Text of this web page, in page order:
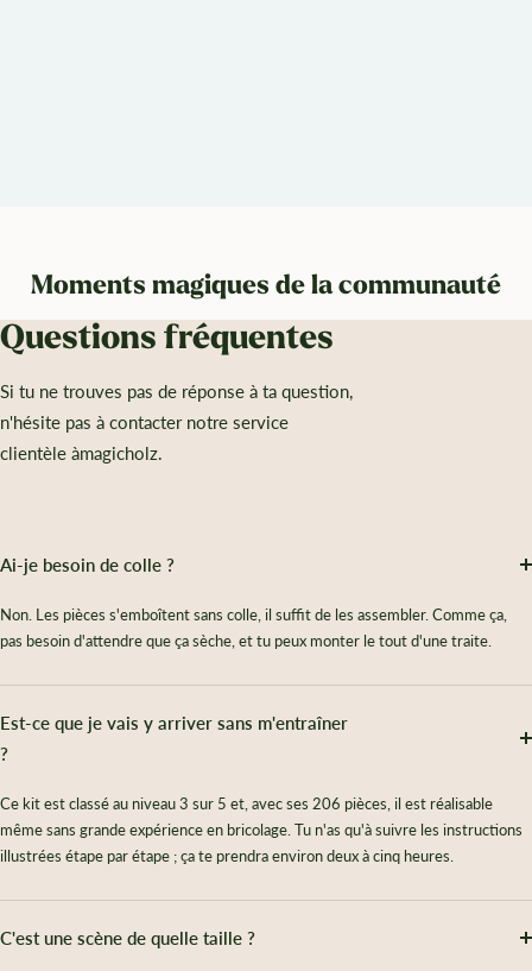
Moments magiques de la communauté
Questions fréquentes
Si tu ne trouves pas de réponse à ta question,
n'hésite pas à contacter notre service
clientèle àmagicholz.
Ai-je besoin de colle ?
Non. Les pièces s'emboîtent sans colle, il suffit de les assembler. Comme ça,
pas besoin d'attendre que ça sèche, et tu peux monter le tout d'une traite.
Est-ce que je vais y arriver sans m'entraîner
?
Ce kit est classé au niveau 3 sur 5 et, avec ses 206 pièces, il est réalisable
même sans grande expérience en bricolage. Tu n'as qu'à suivre les instructions
illustrées étape par étape ; ça te prendra environ deux à cinq heures.
C'est une scène de quelle taille ?